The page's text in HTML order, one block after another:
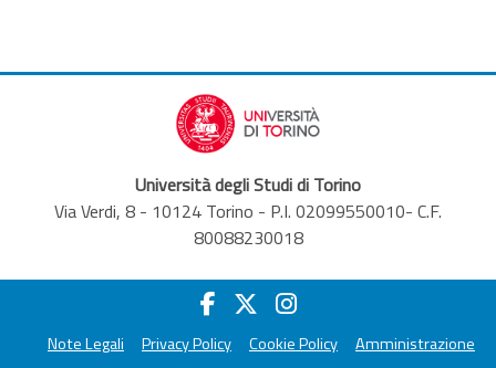
Università degli Studi di Torino
Via Verdi, 8 - 10124 Torino - P.I. 02099550010- C.F.
80088230018
Note Legali Privacy Policy Cookie Policy
Amministrazione